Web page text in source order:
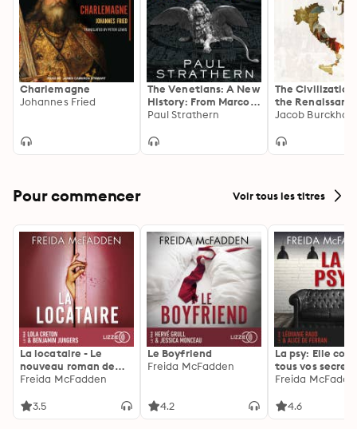
Charlemagne
Johannes Fried
The Venetians: A New
History: From Marco
Polo to Casanova
Paul Strathern
The
the
Italy
Jacob
Pour commencer Voir tous les titres
La locataire - Le
nouveau roman de
l'autrice de La femme
Freida McFadden
3.5
Le Boyfriend
Freida McFadden
4.2
La psy: Elle
tous vos
découvrez les
Freida
4.6